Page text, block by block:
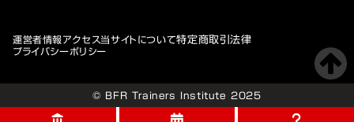
運営者情報アクセス当サイトについて特定商取引法律
プライバシーポリシー
© BFR Trainers Institute 2025